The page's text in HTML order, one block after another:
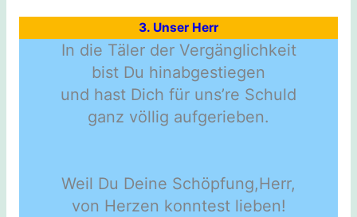
3. Unser Herr
In die Täler der Vergänglichkeit
bist Du hinabgestiegen
und hast Dich für uns’re Schuld
ganz völlig aufgerieben.
Weil Du Deine Schöpfung,Herr,
von Herzen konntest lieben!